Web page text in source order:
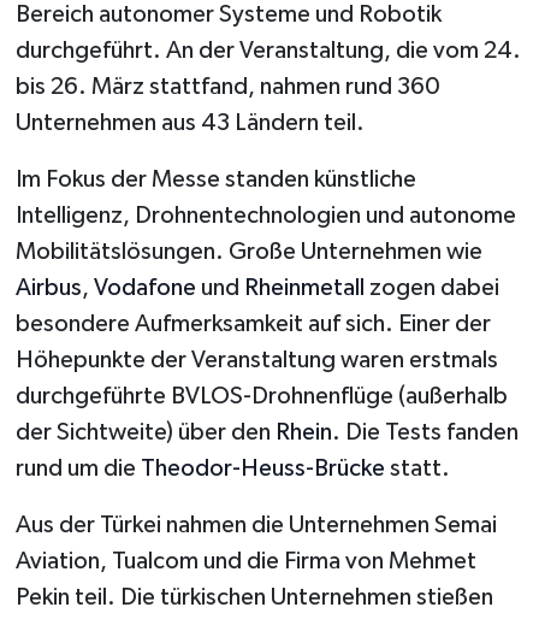
Bereich autonomer Systeme und Robotik
durchgeführt. An der Veranstaltung, die vom 24.
bis 26. März stattfand, nahmen rund 360
Unternehmen aus 43 Ländern teil.
Im Fokus der Messe standen künstliche
Intelligenz, Drohnentechnologien und autonome
Mobilitätslösungen. Große Unternehmen wie
Airbus, Vodafone und Rheinmetall
zogen dabei
besondere Aufmerksamkeit auf sich. Einer der
Höhepunkte der Veranstaltung waren erstmals
durchgeführte BVLOS-Drohnenflüge (außerhalb
der Sichtweite) über den Rhein. Die Tests fanden
rund um die Theodor-Heuss-Brücke statt.
Aus der Türkei nahmen die Unternehmen Semai
Aviation, Tualcom und die Firma von Mehmet
Pekin teil. Die türkischen Unternehmen stießen